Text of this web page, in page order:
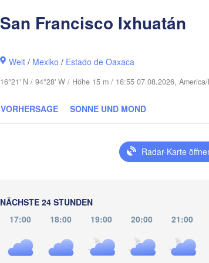
Anmelden Premium
San Francisco Ixhuatán
Welt / Mexiko / Estado de Oaxaca
16°21' N / 94°28' W / Höhe 15 m / 16:55 07.08.2026,
VORHERSAGE SONNE UND MOND
Radar-Karte
NÄCHSTE 24 STUNDEN
17:00
18:00 19:00 20:00 21:00
Miami